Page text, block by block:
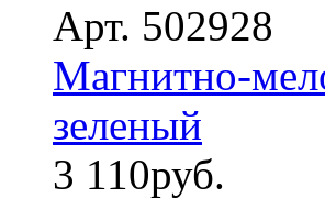
Арт. 502928
Магнитно-
зеленый
3 110руб.